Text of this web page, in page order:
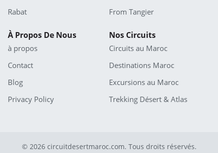
Rabat
From Tangier
À Propos De Nous
à propos
Contact
Blog
Privacy Policy
Nos Circuits
Circuits au Maroc
Destinations Maroc
Excursions au Maroc
Trekking Désert & Atlas
© 2026 circuitdesertmaroc.com. Tous droits réservés.